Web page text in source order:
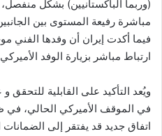
(وربما الباكستانيين) بشكل
مباشرة رفيعة المستوى بين
فيما أكدت إيران أن وفدها الفني
ارتباط مباشر بزيارة الوفد
ويُعد التأكيد على القابلية
في الموقف الأميركي الحالي،
اتفاق جديد قد يفتقر إلى الضمانات